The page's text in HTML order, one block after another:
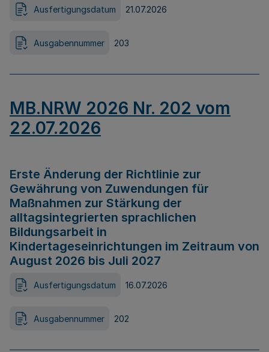
Ausfertigungsdatum 21.07.2026
Ausgabennummer 203
MB.NRW 2026 Nr. 202 vom
22.07.2026
Erste Änderung der Richtlinie zur
Gewährung von Zuwendungen für
Maßnahmen zur Stärkung der
alltagsintegrierten sprachlichen
Bildungsarbeit in
Kindertageseinrichtungen im Zeitraum von
August 2026 bis Juli 2027
Ausfertigungsdatum 16.07.2026
Ausgabennummer 202